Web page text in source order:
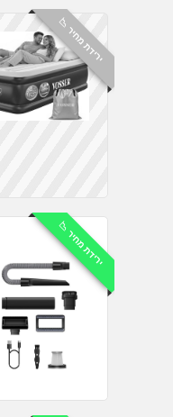
ירידת מחיר 📉
ירידת מחיר 📉